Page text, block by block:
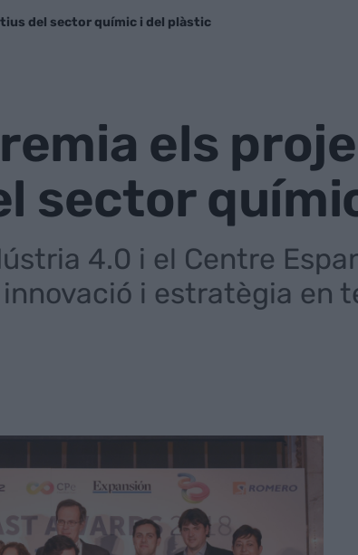
del sector químic i del plàstic
els
sector
4.0 i el Centre
i estratègia en